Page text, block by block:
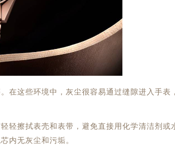
这些环境中，灰尘很容易通过缝隙进入手表
擦拭表壳和表带，避免直接用化学清洁剂或
内无灰尘和污垢。